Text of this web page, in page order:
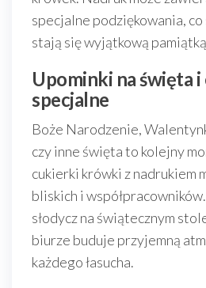
specjalne podziękowania,
stają się wyjątkową
Upominki na święta
specjalne
Boże Narodzenie,
czy inne święta to kolejny
cukierki krówki z nadrukiem
bliskich i
słodycz na świątecznym
biurze buduje przyjemną
każdego łasucha.